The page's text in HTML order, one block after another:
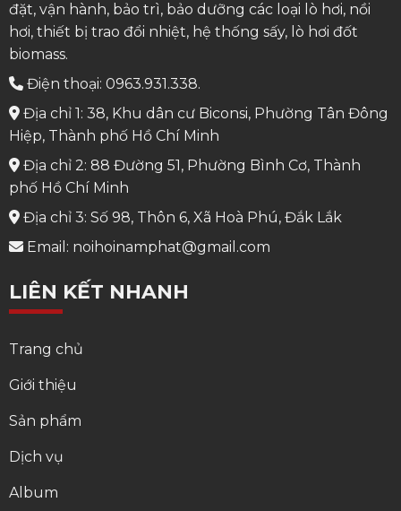
đặt, vận hành, bảo trì, bảo dưỡng các loại lò hơi, nồi
hơi, thiết bị trao đổi nhiệt, hệ thống sấy, lò hơi đốt
biomass.
Điện thoại: 0963.931.338.
Địa chỉ 1: 38, Khu dân cư Biconsi, Phường Tân Đông
Hiệp, Thành phố Hồ Chí Minh
Địa chỉ 2: 88 Đường 51, Phường Bình Cơ, Thành
phố Hồ Chí Minh
Địa chỉ 3: Số 98, Thôn 6, Xã Hoà Phú, Đắk Lắk
Email: noihoinamphat@gmail.com
LIÊN KẾT NHANH
Trang chủ
Giới thiệu
Sản phẩm
Dịch vụ
Album